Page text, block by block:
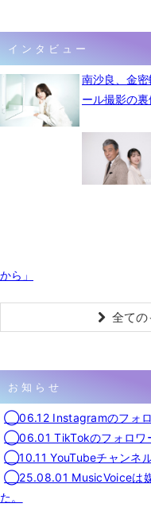
インタビュー
南沙良、金
ール撮影の裏
から」
全て
お知らせ
◯06.12 Instagramのフォロ
◯06.01 TikTokのフォロワ
◯10.11 YouTubeチャンネ
◯25.08.01 MusicVoiceは媒
た。